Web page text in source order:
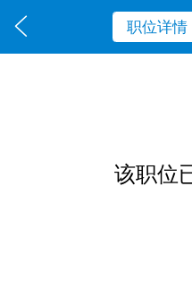
职位详情
该职位